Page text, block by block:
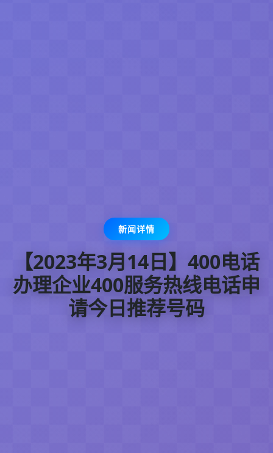
新闻详情
【2023年3月14日】400电话
办理企业400服务热线电话申
请今日推荐号码